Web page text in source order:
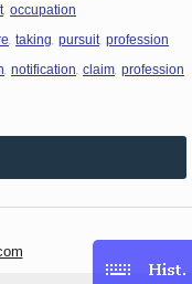
occupation
taking pursuit profession
notification claim profession